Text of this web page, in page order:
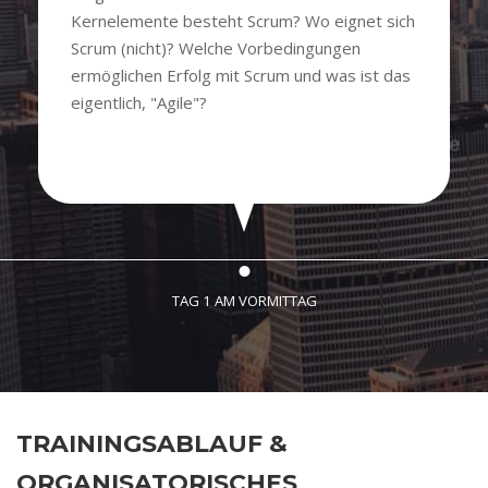
Kernelemente besteht Scrum? Wo eignet sich
Scrum (nicht)? Welche Vorbedingungen
ermöglichen Erfolg mit Scrum und was ist das
eigentlich, "Agile"?
TAG 1 AM VORMITTAG
TRAININGSABLAUF &